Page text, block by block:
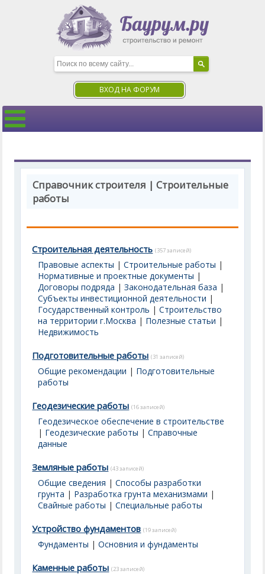
ВХОД НА ФОРУМ
Справочник строителя | Строительные
работы
Строительная деятельность (357 записей)
Правовые аспекты |Строительные работы |
Нормативные и проектные документы |
Договоры подряда |Законодательная база |
Субъекты инвестиционной деятельности |
Государственный контроль |Строительство
на территории г.Москва | Полезные статьи |
Недвижимость
Подготовительные работы (31 записей)
Общие рекомендации | Подготовительные
работы
Геодезические работы (16 записей)
Геодезическое обеспечение в строительстве
| Геодезические работы |Справочные
данные
Земляные работы (43 записей)
Общие сведения |Способы разработки
грунта | Разработка грунта механизмами |
Свайные работы |Специальные работы
Устройство фундаментов (19 записей)
Фундаменты |Основния и фундаменты
Каменные работы (23 записей)